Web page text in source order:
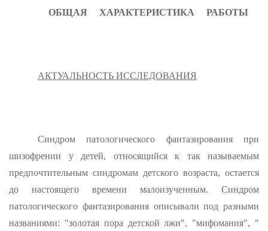
ОБЩАЯ ХАРАКТЕРИСТИКА РАБОТЫ
АКТУАЛЬНОСТЬ ИССЛЕДОВАНИЯ
Синдром патологического фанта­зирования при
шизофрении у детей, относящийся к так называемым
предпочтительным синдромам детского возраста, остается
до настоящего времени малоизученным. Синдром
патологического фантазиро­вания описывали под разными
названиями: "золотая пора детской лжи", "мифомания", "